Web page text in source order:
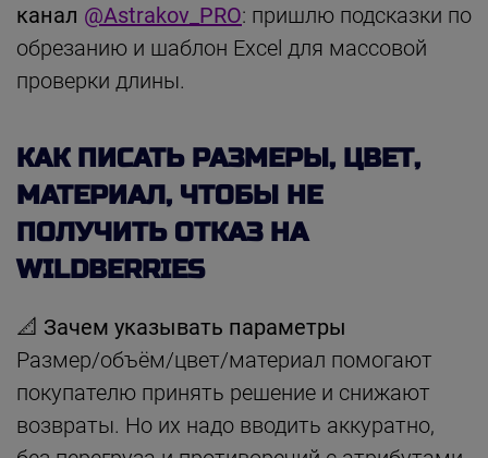
канал @Astrakov_PRO: пришлю подсказки по
обрезанию и шаблон Excel для массовой
проверки длины.
КАК ПИСАТЬ РАЗМЕРЫ, ЦВЕТ,
МАТЕРИАЛ, ЧТОБЫ НЕ
ПОЛУЧИТЬ ОТКАЗ НА
WILDBERRIES
📐 Зачем указывать параметры
Размер/объём/цвет/материал помогают
покупателю принять решение и снижают
возвраты. Но их надо вводить аккуратно,